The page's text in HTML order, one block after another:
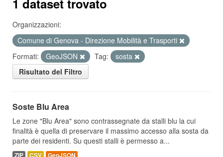
1 dataset trovato
Organizzazioni:
Comune di Genova - Direzione Mobilità e Trasporti
Formati:
GeoJSON Tag:
sosta
Risultato del Filtro
Soste Blu Area
Le zone "Blu Area" sono contrassegnate da stalli blu la cui
finalità è quella di preservare il massimo accesso alla sosta da
parte dei residenti. Su questi stalli è permesso a...
ZIP CSV GeoJSON